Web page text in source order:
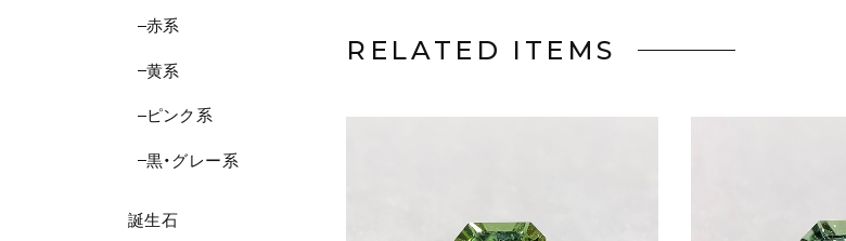
赤系
黄系
ピンク系
黒・グレー系
誕生石
RELATED ITEMS